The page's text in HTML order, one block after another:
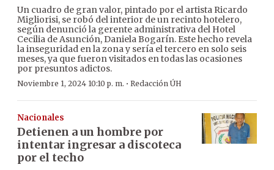
Un cuadro de gran valor, pintado por el artista Ricardo
Migliorisi, se robó del interior de un recinto hotelero,
según denunció la gerente administrativa del Hotel
Cecilia de Asunción, Daniela Bogarín. Este hecho revela
la inseguridad en la zona y sería el tercero en solo seis
meses, ya que fueron visitados en todas las ocasiones
por presuntos adictos.
Noviembre 1, 2024 10:10 p. m. · Redacción ÚH
Nacionales
Detienen a un hombre por
intentar ingresar a discoteca
por el techo